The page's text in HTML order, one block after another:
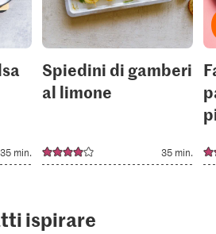
collections.
35 min.
Spiedini di gamberi
al limone
35 min.
ispirare